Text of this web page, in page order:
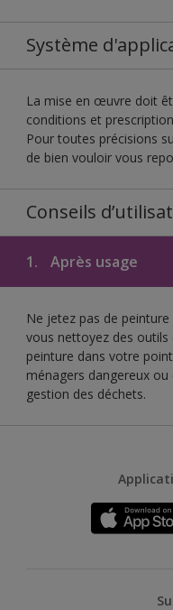
Système
La mise en œuvre doit
conditions et
Pour toutes précisions
de bien vouloir vous
Conseils
1. Après usage
Ne jetez pas de
vous nettoyez des outils
peinture dans votre
ménagers dangereux
gestion des déchets.